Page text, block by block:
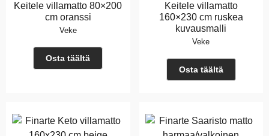
Keitele villamatto 80×200
cm oranssi
Veke
Osta täältä
Keitele villamatto
160×230 cm ruskea
kuvausmalli
Veke
Osta täältä